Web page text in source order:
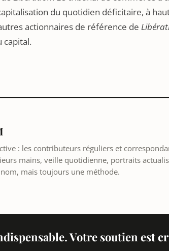
du quotidien déficitaire, à
actionnaires de référence de
capital.
: les contributeurs réguliers et
mains, veille quotidienne, portraits
mais toujours une méthode.
Votre soutien est